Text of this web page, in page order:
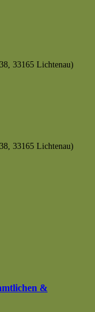
33165 Lichtenau)
33165 Lichtenau)
&